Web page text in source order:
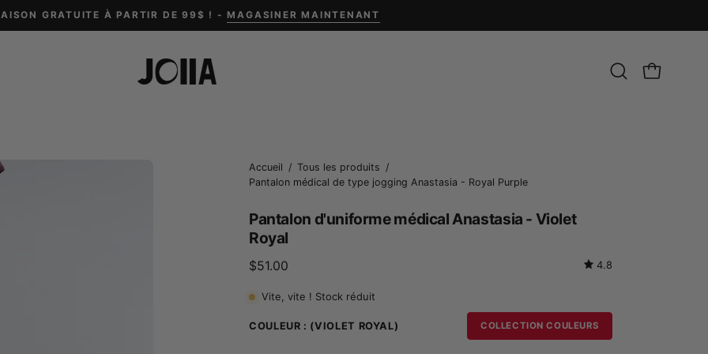
GRATUITE À PARTIR DE 99$ ! -MAGASINER MAINTENANT
OuvrirCHARIOT
Accueil / Tous les produits /
Pantalon médical de type jogging Anastasia - Royal Purple
Pantalon d'uniforme médical Anastasia - Violet
Royal
$51.00 4.8
Vite, vite ! Stock réduit
COULEUR : (VIOLET ROYAL) COLLECTION COULEURS